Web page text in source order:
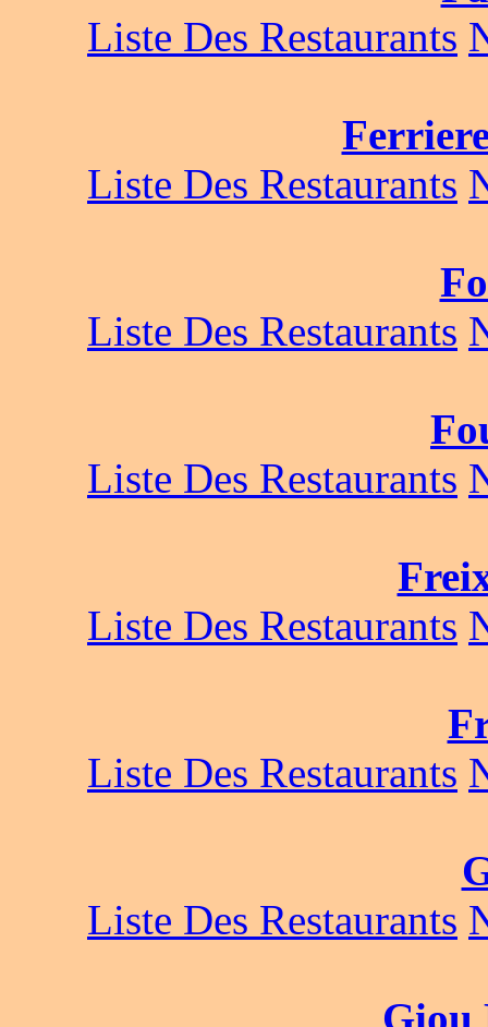
Liste Des Restaurants
Liste Des Restaurants
Liste Des Restaurants
Liste Des Restaurants
Liste Des Restaurants
Liste Des Restaurants
Liste Des Restaurants